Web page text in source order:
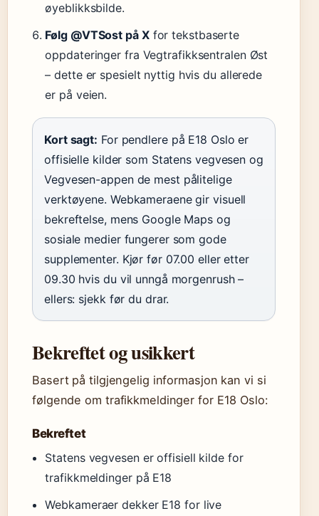
øyeblikksbilde.
Følg @VTSost på Xfor tekstbaserte
oppdateringer fra Vegtrafikksentralen Øst
– dette er spesielt nyttig hvis du allerede
er på veien.
Kort sagt: For pendlere på E18 Oslo er
offisielle kilder som Statens vegvesen og
Vegvesen-appen de mest pålitelige
verktøyene. Webkameraene gir visuell
bekreftelse, mens Google Maps og
sosiale medier fungerer som gode
supplementer. Kjør før 07.00 eller etter
09.30 hvis du vil unngå morgenrush –
ellers: sjekk før du drar.
Bekreftet og usikkert
Basert på tilgjengelig informasjon kan vi si
følgende om trafikkmeldinger for E18 Oslo:
Bekreftet
Statens vegvesen er offisiell kilde for
trafikkmeldinger på E18
Webkameraer dekker E18 for live